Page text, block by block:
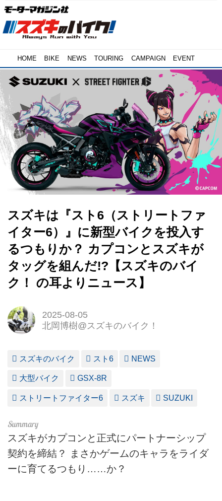
HOME BIKE NEWS TOURING CAMPAIGN EVENT
スズキは『スト6（ストリートファ
イター6）』に新型バイクを投入す
るつもりか？ カプコンとスズキが
タッグを組んだ!?【スズキのバイ
ク！ の耳よりニュース】
2025-08-05
北岡博樹@スズキのバイク！
スズキのバイク スト6 NEWS
大型バイク GSX-8R
ストリートファイター6 スズキ SUZUKI
スズキがカプコンと正式にパートナーシップ
契約を締結？ まさかゲームのキャラをライダ
ーに育てるつもり……か？